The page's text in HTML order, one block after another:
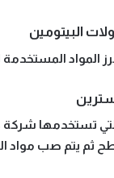
البيتومين
المواد
تستخدمها
ثم يتم صب مواد